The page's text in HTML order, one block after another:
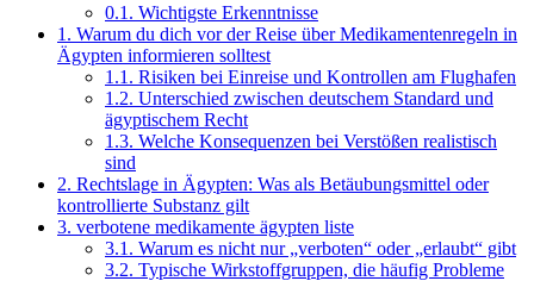
0.1. Wichtigste Erkenntnisse
1. Warum du dich vor der Reise über Medikamentenregeln in
Ägypten informieren solltest
1.1. Risiken bei Einreise und Kontrollen am Flughafen
1.2. Unterschied zwischen deutschem Standard und
ägyptischem Recht
1.3. Welche Konsequenzen bei Verstößen realistisch
sind
2. Rechtslage in Ägypten: Was als Betäubungsmittel oder
kontrollierte Substanz gilt
3. verbotene medikamente ägypten liste
3.1. Warum es nicht nur „verboten“ oder „erlaubt“ gibt
3.2. Typische Wirkstoffgruppen, die häufig Probleme